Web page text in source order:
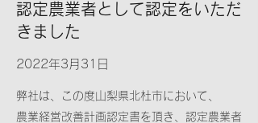
認定農業者として認定をいただ
きました
2022年3月31日
弊社は、この度山梨県北杜市において、
農業経営改善計画認定書を頂き、認定農業者